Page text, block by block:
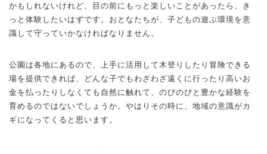
かもしれないけれど、目の前にもっと楽しいことがあったら、き
っと体験したいはずです。おとなたちが、子どもの遊ぶ環境を意
識して守っていかなければなりません。
公園は各地にあるので、上手に活用して木登りしたり冒険できる
場を提供できれば、どんな子でもわざわざ遠くに行ったり高いお
金を払ったりしなくても自然に触れて、のびのびと豊かな経験を
育めるのではないでしょうか。やはりその時に、地域の意識がカ
ギになってくると思います。